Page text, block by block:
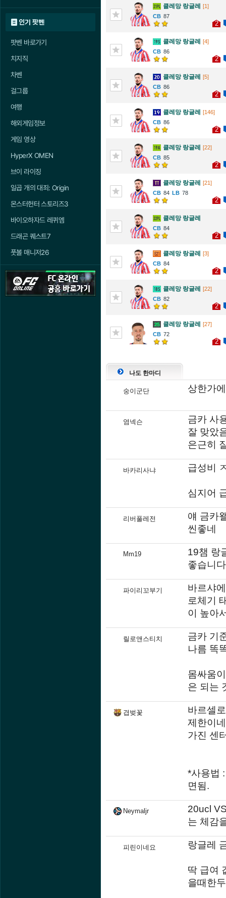
인기 팟벤
팟벤 바로가기
치지직
차벤
걸그룹
여행
해외게임정보
게임 영상
HyperX OMEN
브이 라이징
일곱 개의 대죄: Origin
몬스터헌터 스토리즈3
바이오하자드 레퀴엠
드래곤 퀘스트7
풋볼 매니저26
클레망 랑글레
[1]
87
2
클레망 랑글레
[4]
86
2
클레망 랑글레
[5]
86
2
클레망 랑글레
[146]
86
2
클레망 랑글레
[22]
85
2
클레망 랑글레
[21]
84
78
2
클레망 랑글레
84
2
클레망 랑글레
[3]
84
2
클레망 랑글레
[22]
82
2
클레망 랑글레
[27]
72
2
나도 한마디
숭이군단 상한가
염넥슨
금카 사
잘 맞았
은근히
바카리사냐 급성비
심지어
리버풀레전
얘 금카
씬좋네
Mm19
19챔 랑
좋습니
파이리꼬부기
바르샤
로체기
이 높아
릴로앤스티치
금카 기
나름 똑
몸싸움
은 되는
겹벚꽃
바르셀
제한이
가진 센
*사용법
면됨.
Neymaljr
20ucl
는 체감
피린이네요 랑글레
딱 급여
을때한